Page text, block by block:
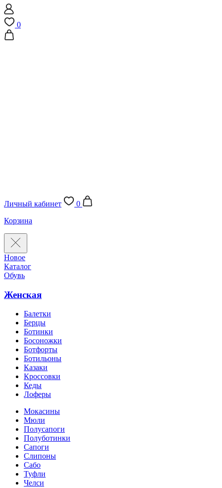
0
Личный кабинет
0
Корзина
Новое
Каталог
Обувь
Женская
Балетки
Берцы
Ботинки
Босоножки
Ботфорты
Ботильоны
Казаки
Кроссовки
Кеды
Лоферы
Мокасины
Мюли
Полусапоги
Полуботинки
Сапоги
Слипоны
Сабо
Туфли
Челси